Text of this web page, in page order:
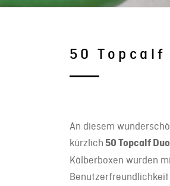
50
An diesem
kürzlich 50 Topcalf
Kälberboxen wurden